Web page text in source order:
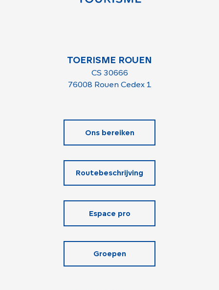
TOERISME ROUEN
CS 30666
76008 Rouen Cedex 1
Ons bereiken
Routebeschrijving
Espace pro
Groepen